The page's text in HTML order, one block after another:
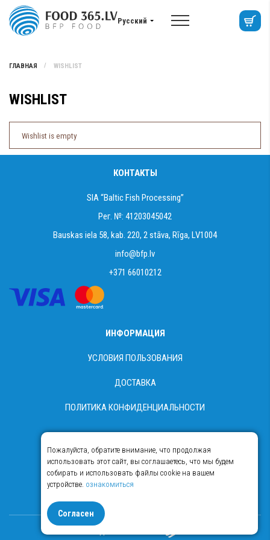
Русский
ГЛАВНАЯ WISHLIST
WISHLIST
Wishlist is empty
КОНТАКТЫ
SIA “Baltic Fish Processing”
Рег. №: 41203045042
Bauskas iela 58, kab. 220, 2 stāva, Rīga, LV1004
info@bfp.lv
+371 66010212
ИНФОРМАЦИЯ
УСЛОВИЯ ПОЛЬЗОВАНИЯ
ДОСТАВКА
ПОЛИТИКА КОНФИДЕНЦИАЛЬНОСТИ
Пожалуйста, обратите внимание, что продолжая
использовать этот сайт, вы соглашаетесь, что мы будем
собирать и использовать файлы cookie на вашем
устройстве. ознакомиться
Согласен